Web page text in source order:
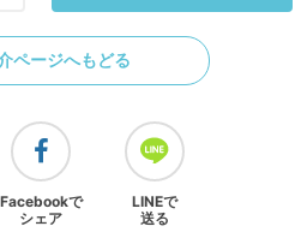
ページへもどる
Facebookで
シェア
LINEで
送る